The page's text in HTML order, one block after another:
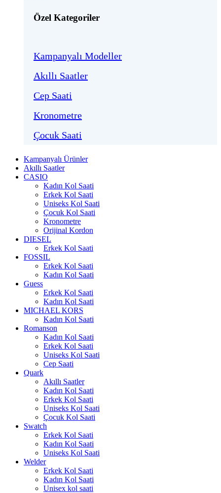
Özel Kategoriler
Kampanyalı Modeller
Akıllı Saatler
Cep Saati
Kronometre
Çocuk Saati
Kampanyalı Ürünler
Akıllı Saatler
CASIO
Kadın Kol Saati
Erkek Kol Saati
Uniseks Kol Saati
Çocuk Kol Saati
Kronometre
Orijinal Kordon
DIESEL
Erkek Kol Saati
FOSSIL
Erkek Kol Saati
Kadın Kol Saati
Guess
Erkek Kol Saati
Kadın Kol Saati
MICHAEL KORS
Kadın Kol Saati
Romanson
Kadın Kol Saati
Erkek Kol Saati
Uniseks Kol Saati
Cep Saati
Quark
Akıllı Saatler
Kadın Kol Saati
Erkek Kol Saati
Uniseks Kol Saati
Çocuk Kol Saati
Swatch
Erkek Kol Saati
Kadın Kol Saati
Uniseks Kol Saati
Welder
Erkek Kol Saati
Kadın Kol Saati
Unisex kol saati